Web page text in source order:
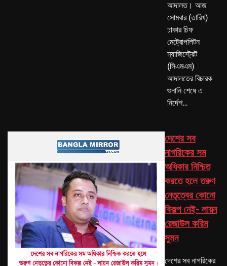
আদালত। আজ
সোমবার (তারিখ)
ঢাকার চিফ
মেট্রোপলিটন
ম্যাজিস্ট্রেট
(সিএমএম)
আদালতের বিচারক
শুনানি শেষে এ
নির্দেশ…
দেশের সব
নাগরিকের সম
অধিকার নিশ্চিত
করতে হলে তরুণ
নেতৃত্বের কোনো
বিকল্প নেই- লায়ন
রেজাউল করিম
সুমন
দেশের সব নাগরিকের